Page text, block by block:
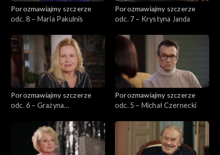
Porozmawiajmy szczerze
odc. 8 – Maria Pakulnis
Porozmawiajmy szczerze
odc. 7 – Krystyna Janda
Porozmawiajmy szczerze
odc. 6 – Grażyna
Porozmawiajmy szczerze
odc. 5 – Michał Czernecki